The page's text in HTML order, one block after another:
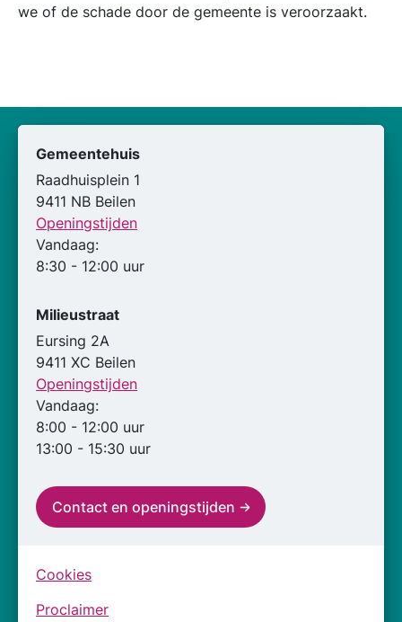
we of de schade door de gemeente is veroorzaakt.
Gemeentehuis
Raadhuisplein 1
9411 NB Beilen
Openingstijden
Vandaag:
8:30 - 12:00 uur
Milieustraat
Eursing 2A
9411 XC Beilen
Openingstijden
Vandaag:
8:00 - 12:00 uur
13:00 - 15:30 uur
Contact en openingstijden
Cookies
Proclaimer